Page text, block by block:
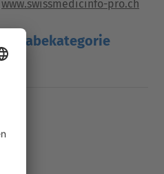
www.swissmedicinfo-pro.ch
Abgabekategorie
B